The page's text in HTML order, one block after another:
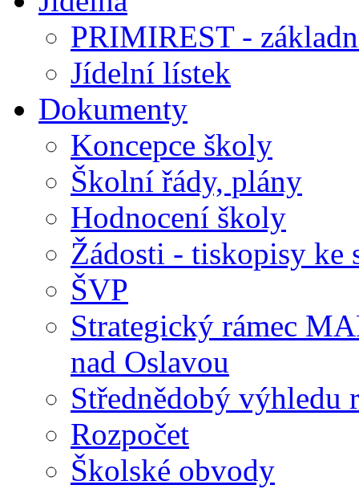
PRIMIREST -
Jídelní lístek
Dokumenty
Koncepce školy
Školní řády, plány
Hodnocení školy
Žádosti - tiskopisy ke
ŠVP
Strategický rámec
nad Oslavou
Střednědobý výhledu
Rozpočet
Školské obvody